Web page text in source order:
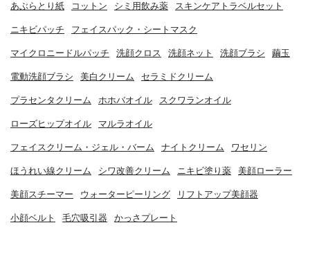
あぶらとり紙 コットン シミ用飲み薬 スキンケアトラベルセット
ニキビパッチ フェイスパック・シートマスク
マイクロニードルパッチ 洗顔クロス 洗顔ネット 洗顔ブラシ 繭玉
電動洗顔ブラシ 美白クリーム セラミドクリーム
プラセンタクリーム ホホバオイル スクワランオイル
ローズヒップオイル マルラオイル
フェイスクリーム・ジェル・バーム ナイトクリーム ワセリン
ほうれい線クリーム シワ改善クリーム ニキビ塗り薬 美顔ローラー
美顔スチーマー ウォーターピーリング リフトアップ美顔器
小顔ベルト 毛穴吸引器 かっさプレート